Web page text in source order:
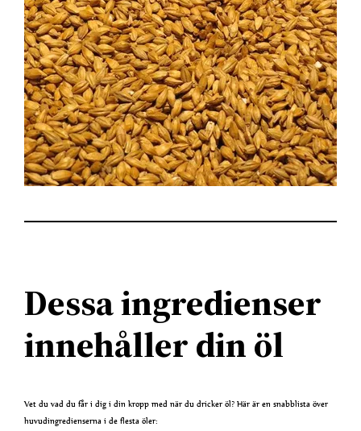
Dessa ingredienser
innehåller din öl
Vet du vad du får i dig i din kropp med när du dricker öl? Här är en snabblista över
huvudingredienserna i de flesta öler: